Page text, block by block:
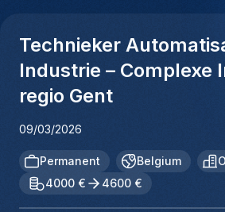
Technieker
Industrie – Complexe
regio Gent
09/03/2026
Permanent Belgium
4000 €
4600 €